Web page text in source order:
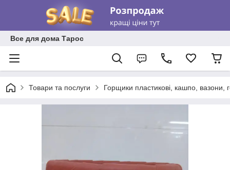
Все для дома Тарос
Товари та послуги Горщики пластикові, кашпо, вазони,